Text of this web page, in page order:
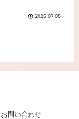
2026.07.05
お問い合わせ